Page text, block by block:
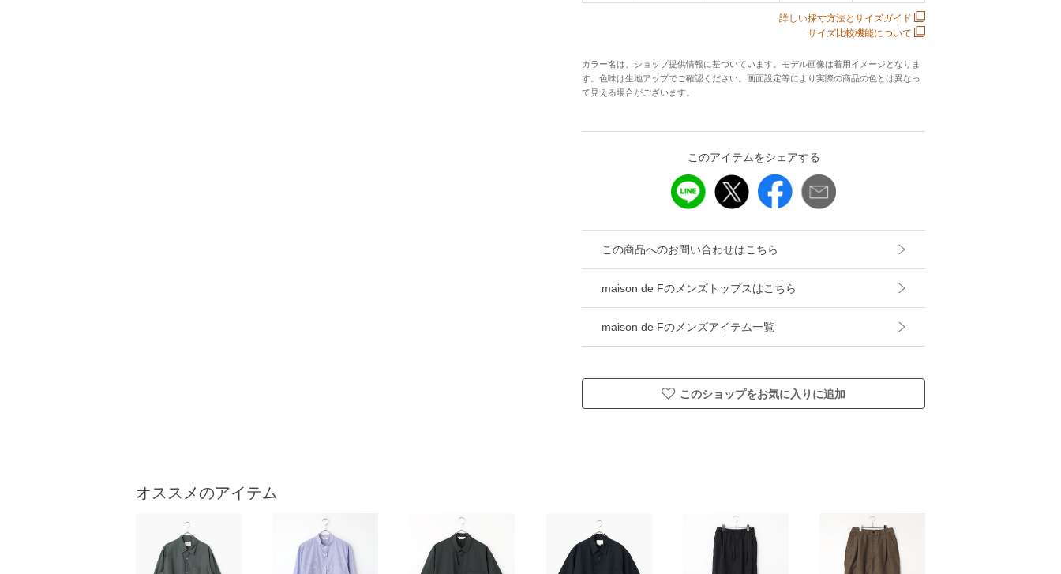
詳しい採寸方法とサイズガイド
サイズ比較機能について
カラー名は、ショップ提供情報に基づいています。モデル画像は着用イメージとなりま
す。色味は生地アップでご確認ください。画面設定等により実際の商品の色とは異なっ
て見える場合がございます。
このアイテムをシェアする
この商品へのお問い合わせはこちら
maison de Fのメンズトップスはこちら
maison de Fのメンズアイテム一覧
このショップをお気に入りに追加
オススメのアイテム